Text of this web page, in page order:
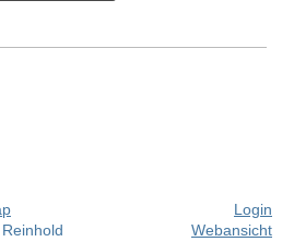
Login
Webansicht